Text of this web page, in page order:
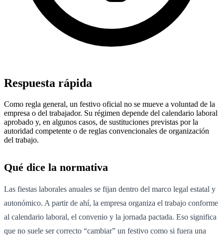
Respuesta rápida
Como regla general, un festivo oficial no se mueve a voluntad de la
empresa o del trabajador. Su régimen depende del calendario laboral
aprobado y, en algunos casos, de sustituciones previstas por la
autoridad competente o de reglas convencionales de organización
del trabajo.
Qué dice la normativa
Las fiestas laborales anuales se fijan dentro del marco legal estatal y
autonómico. A partir de ahí, la empresa organiza el trabajo conforme
al calendario laboral, el convenio y la jornada pactada. Eso significa
que no suele ser correcto “cambiar” un festivo como si fuera una